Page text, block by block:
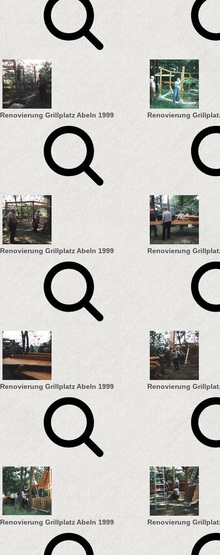
Renovierung Grillplatz Abeln 1999 Renovierung
Renovierung Grillplatz Abeln 1999 Renovierung
Renovierung Grillplatz Abeln 1999 Renovierung
Renovierung Grillplatz Abeln 1999 Renovierung